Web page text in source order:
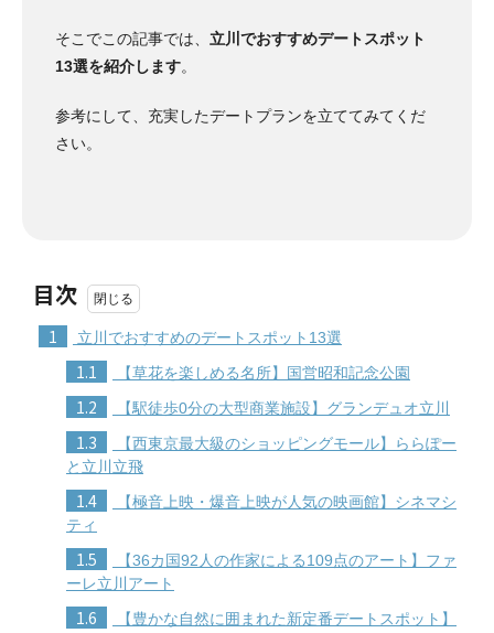
そこでこの記事では、 立川でおすすめデートスポット
13選を紹介します。
参考にして、充実したデートプランを立ててみてくだ
さい。
目次
1 立川でおすすめのデートスポット13選
1.1 【草花を楽しめる名所】国営昭和記念公園
1.2 【駅徒歩0分の大型商業施設】グランデュオ立川
1.3
【西東京最大級のショッピングモール】ららぽー
と立川立飛
1.4
【極音上映・爆音上映が人気の映画館】シネマシ
ティ
1.5
【36カ国92人の作家による109点のアート】ファ
ーレ立川アート
1.6
【豊かな自然に囲まれた新定番デートスポット】